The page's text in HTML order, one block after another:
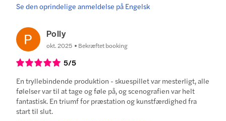
Se den oprindelige anmeldelse på Engelsk
Polly
okt. 2025 Bekræftet booking
5/5
En tryllebindende produktion - skuespillet var mesterligt, alle
følelser var til at tage og føle på, og scenografien var helt
fantastisk. En triumf for præstation og kunstfærdighed fra
start til slut.